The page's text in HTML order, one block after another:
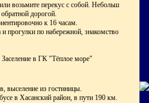
возьмите перекус с собой. Небольшая
дорогой.
к 16 часам.
прогулки по набережной, знакомство с
в ГК "Тёплое море"
выселение из гостиницы.
в Хасанский район, в пути 190 км.